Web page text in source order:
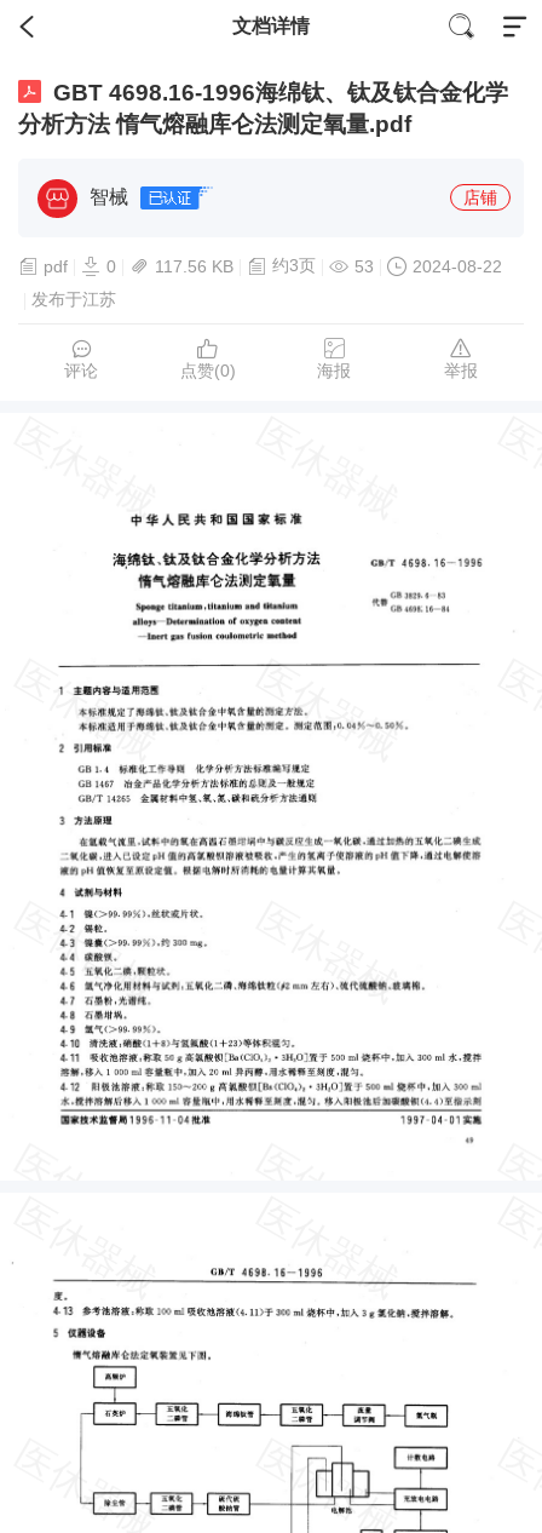
文档详情
GBT 4698.16-1996海绵钛、钛及钛合金化学
分析方法 惰气熔融库仑法测定氧量.pdf
智械 店铺
pdf 0 117.56 KB 约3页 53
2024-08-22
发布于江苏
评论 点赞(0) 海报 举报